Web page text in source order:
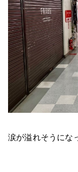
涙が溢れそうにな